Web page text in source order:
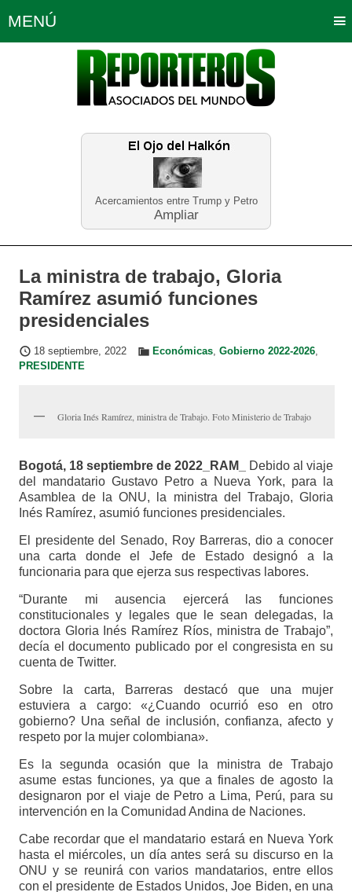
Acercamientos entre Trump y Petro
Ampliar
MENÚ
Política Opinión Bogotá
Planeta Tierra Deportes
Educación Neira
La ministra de trabajo, Gloria
Ramírez asumió funciones
presidenciales
18 septiembre, 2022 Económicas, Gobierno 2022-2026,
PRESIDENTE
Gloria Inés Ramírez, ministra de Trabajo. Foto Ministerio de Trabajo
Bogotá, 18 septiembre de 2022_RAM_
Debido al viaje
del mandatario Gustavo Petro a Nueva York, para la
Asamblea de la ONU, la ministra del Trabajo, Gloria
Inés Ramírez, asumió funciones presidenciales.
El presidente del Senado, Roy Barreras, dio a conocer
una carta donde el Jefe de Estado designó a la
funcionaria para que ejerza sus respectivas labores.
“Durante mi ausencia ejercerá las funciones
constitucionales y legales que le sean delegadas, la
doctora Gloria Inés Ramírez Ríos, ministra de Trabajo”,
decía el documento publicado por el congresista en su
cuenta de Twitter.
Sobre la carta, Barreras destacó que una mujer
estuviera a cargo: «¿Cuando ocurrió eso en otro
gobierno? Una señal de inclusión, confianza, afecto y
respeto por la mujer colombiana».
Es la segunda ocasión que la ministra de Trabajo
asume estas funciones, ya que a finales de agosto la
designaron por el viaje de Petro a Lima, Perú, para su
intervención en la Comunidad Andina de Naciones.
Cabe recordar que el mandatario estará en Nueva York
hasta el miércoles, un día antes será su discurso en la
ONU y se reunirá con varios mandatarios, entre ellos
con el presidente de Estados Unidos, Joe Biden, en una